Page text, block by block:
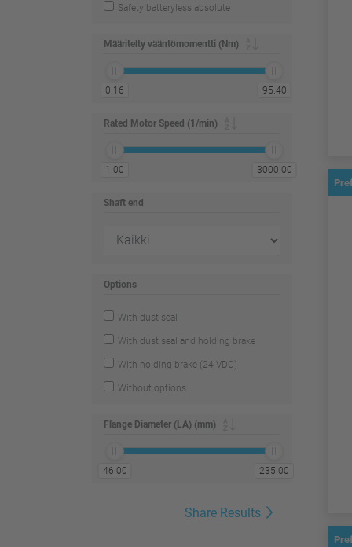
Safety batteryless absolute
Määritelty vääntömomentti (Nm)
0.16 95.40
Rated Motor Speed (1/min)
1.00 3000.00
Shaft end
Options
With dust seal
With dust seal and holding brake
With holding brake (24 VDC)
Without options
Flange Diameter (LA) (mm)
46.00 235.00
Share Results